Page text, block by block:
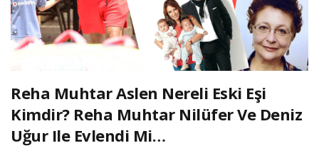
Reha Muhtar Aslen Nereli Eski Eşi
Kimdir? Reha Muhtar Nilüfer Ve Deniz
Uğur Ile Evlendi Mi…